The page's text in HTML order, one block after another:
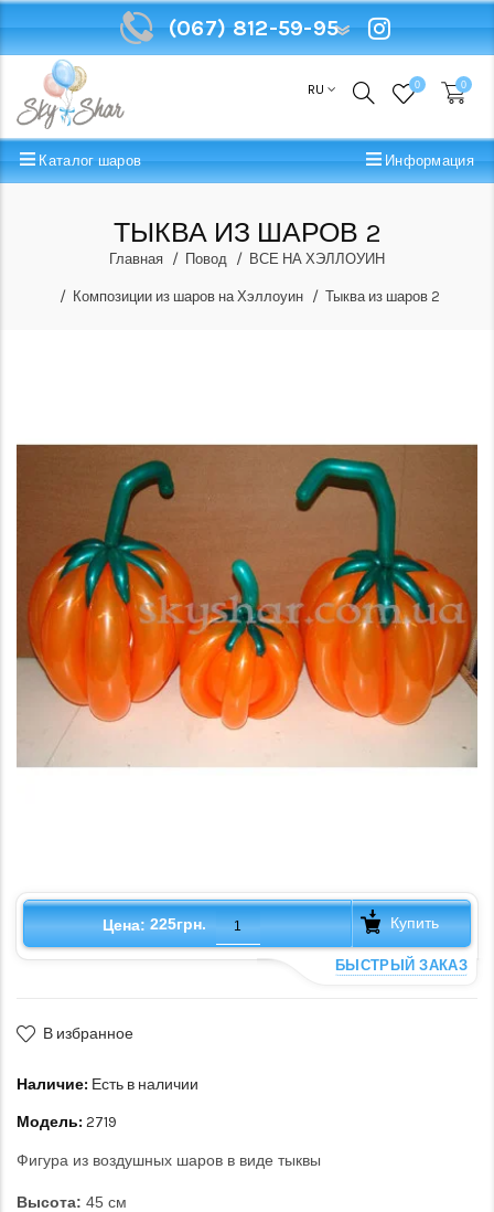
(067) 812-59-95
RU 0 0
Каталог шаров Информация
ТЫКВА ИЗ ШАРОВ 2
Главная Повод ВСЕ НА ХЭЛЛОУИН
Композиции из шаров на Хэллоуин Тыква из шаров 2
Цена: 225грн. Купить
БЫСТРЫЙ ЗАКАЗ
В избранное
Наличие: Есть в наличии
Модель: 2719
Фигура из воздушных шаров в виде тыквы
Высота: 45 см